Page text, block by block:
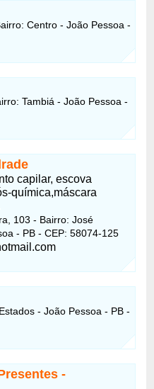
Centro - João Pessoa -
Tambiá - João Pessoa -
capilar, escova
química,máscara
103 - Bairro: José
- PB - CEP: 58074-125
- João Pessoa - PB -
-